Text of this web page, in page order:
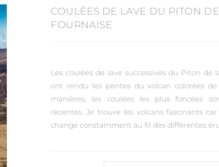
COULÉES DE LAVE DU PITON
FOURNAISE
Les coulées de lave successives du Piton de
ont rendu les pentes du volcan colorées
manières, les coulées les plus foncées
récentes. Je trouve les volcans fascinants
change constamment au fil des différentes